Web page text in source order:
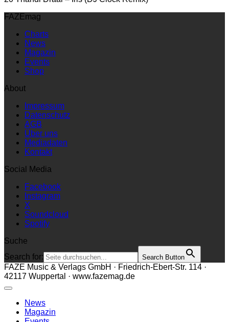
FAZEmag
Charts
News
Magazin
Events
Shop
About
Impressum
Datenschutz
AGB
Über uns
Mediadaten
Kontakt
Social Media
Facebook
Instagram
X
Soundcloud
Spotify
Suche
Search for:
Search Button
FAZE Music & Verlags GmbH · Friedrich-Ebert-Str. 114 ·
42117 Wuppertal · www.fazemag.de
News
Magazin